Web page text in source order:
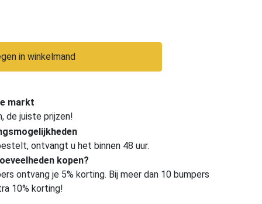
in winkelmand
markt
de juiste prijzen!
ontvangt u het binnen 48 uur.
kopen?
ontvang je 5% korting. Bij meer dan 10 bumpers
10% korting!